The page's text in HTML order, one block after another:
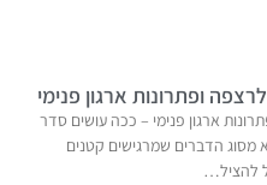
ופתרונות ארגון פנימי
ארגון פנימי – ככה עושים סדר
מסוג הדברים שמרגישים קטנים
להציל…